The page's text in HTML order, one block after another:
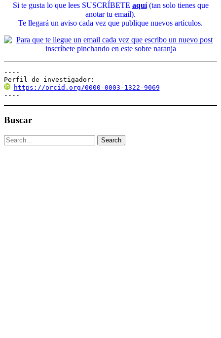
Si te gusta lo que lees SUSCRÍBETE aquí(tan solo tienes que
anotar tu email).
Te llegará un aviso cada vez que publique nuevos artículos.
----
Perfil de investigador:
https://orcid.org/0000-0003-1322-9069
----
Buscar